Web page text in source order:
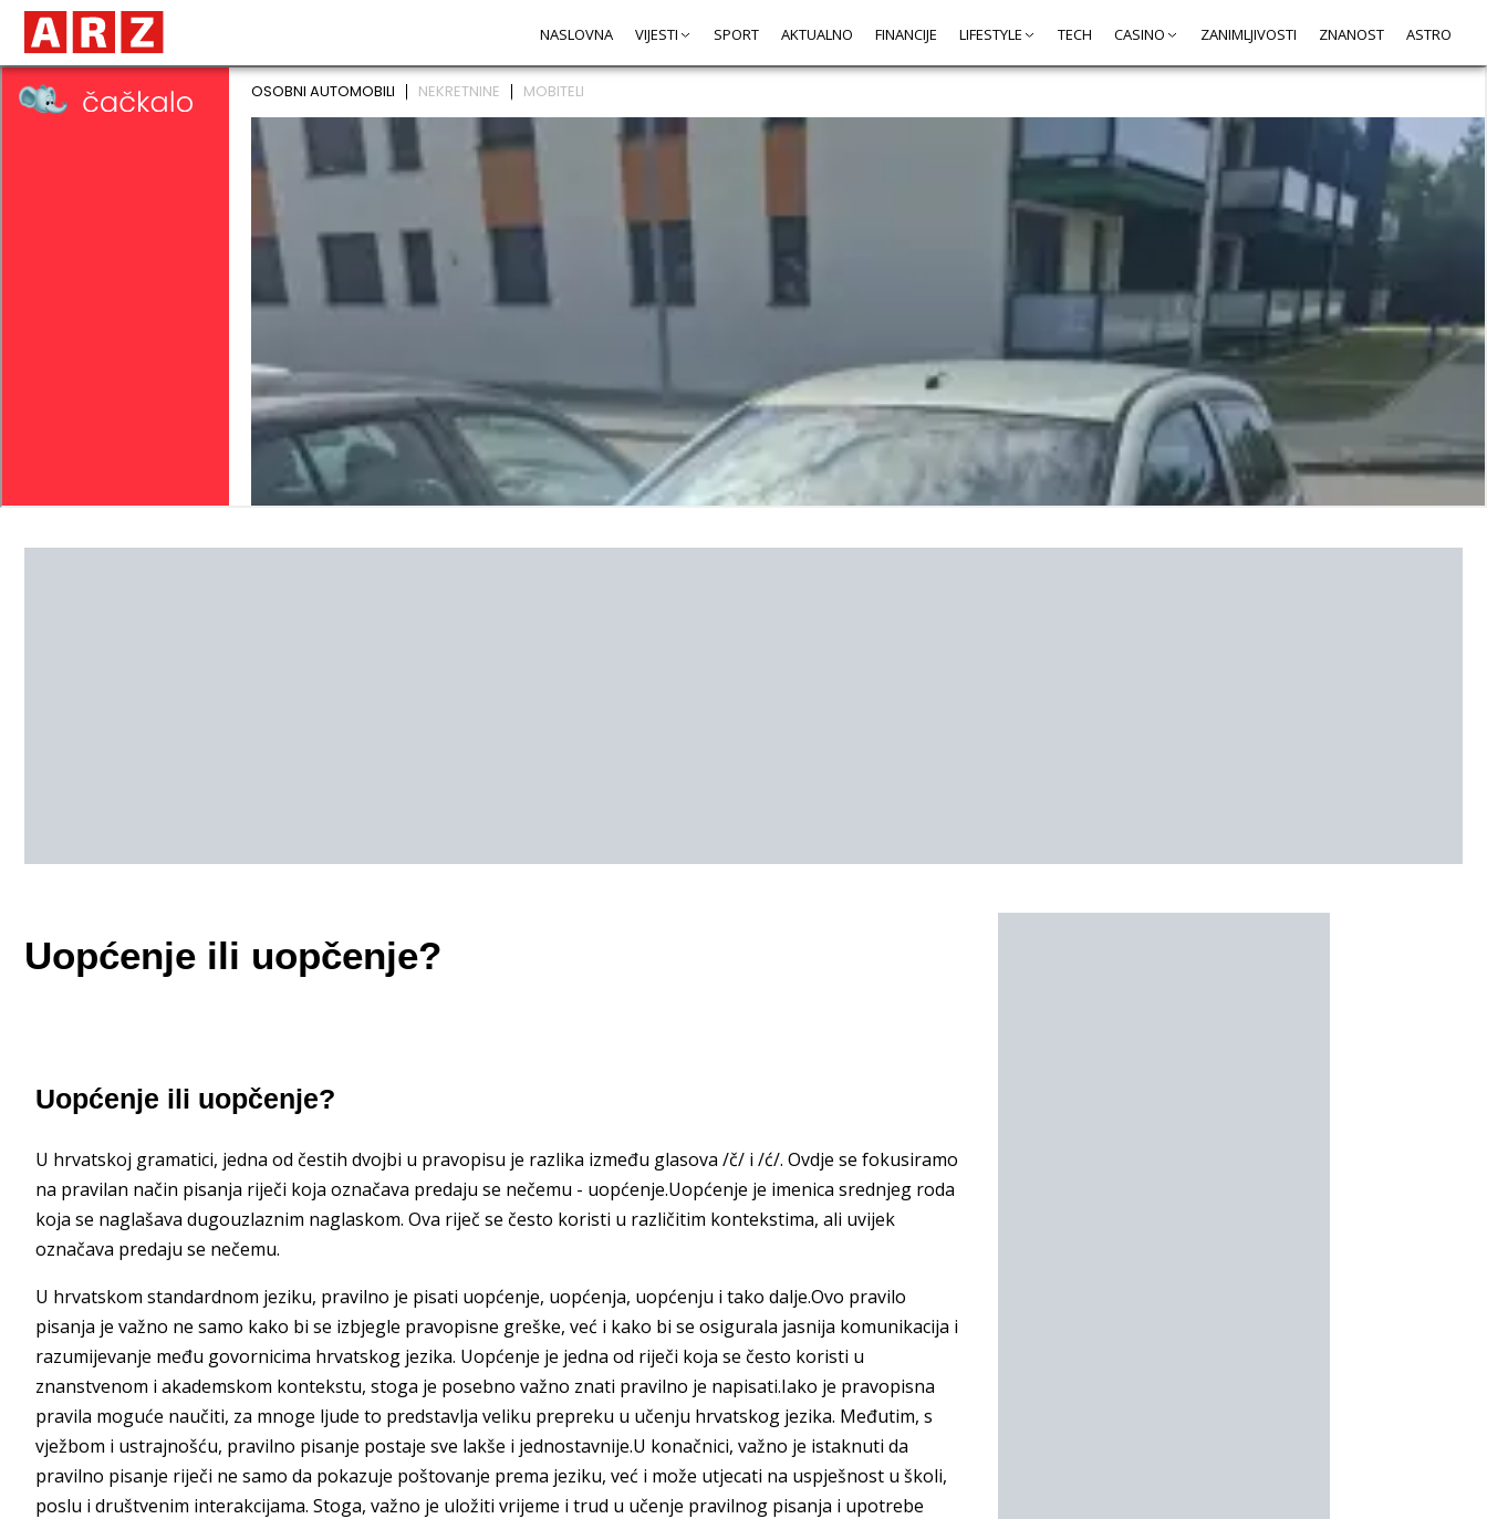
NASLOVNA VIJESTI SPORT AKTUALNO FINANCIJE LIFESTYLE TECH CASINO ZANIMLJIVOSTI ZNANOST ASTRO
Uopćenje ili uopčenje?
Uopćenje ili uopčenje?
U hrvatskoj gramatici, jedna od čestih dvojbi u pravopisu je razlika između glasova /č/ i /ć/. Ovdje se fokusiramo
na pravilan način pisanja riječi koja označava predaju se nečemu - uopćenje.Uopćenje je imenica srednjeg roda
koja se naglašava dugouzlaznim naglaskom. Ova riječ se često koristi u različitim kontekstima, ali uvijek
označava predaju se nečemu.
U hrvatskom standardnom jeziku, pravilno je pisati uopćenje, uopćenja, uopćenju i tako dalje.Ovo pravilo
pisanja je važno ne samo kako bi se izbjegle pravopisne greške, već i kako bi se osigurala jasnija komunikacija i
razumijevanje među govornicima hrvatskog jezika. Uopćenje je jedna od riječi koja se često koristi u
znanstvenom i akademskom kontekstu, stoga je posebno važno znati pravilno je napisati.Iako je pravopisna
pravila moguće naučiti, za mnoge ljude to predstavlja veliku prepreku u učenju hrvatskog jezika. Međutim, s
vježbom i ustrajnošću, pravilno pisanje postaje sve lakše i jednostavnije.U konačnici, važno je istaknuti da
pravilno pisanje riječi ne samo da pokazuje poštovanje prema jeziku, već i može utjecati na uspješnost u školi,
poslu i društvenim interakcijama. Stoga, važno je uložiti vrijeme i trud u učenje pravilnog pisanja i upotrebe